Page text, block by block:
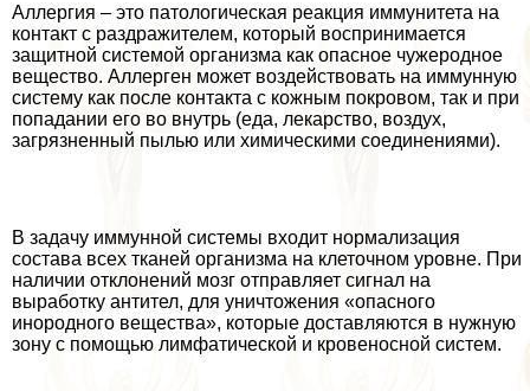
Аллергия – это патологическая реакция иммунитета на
контакт с раздражителем, который воспринимается
защитной системой организма как опасное чужеродное
вещество. Аллерген может воздействовать на иммунную
систему как после контакта с кожным покровом, так и при
попадании его во внутрь (еда, лекарство, воздух,
загрязненный пылью или химическими соединениями).
В задачу иммунной системы входит нормализация
состава всех тканей организма на клеточном уровне. При
наличии отклонений мозг отправляет сигнал на
выработку антител, для уничтожения «опасного
инородного вещества», которые доставляются в нужную
зону с помощью лимфатической и кровеносной систем.